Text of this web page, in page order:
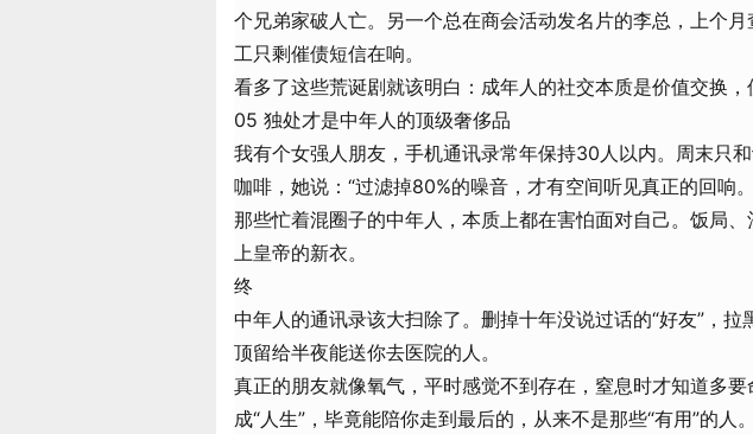
个兄弟家破人亡。另一个总在商会活动发名片的李总，上个
工只剩催债短信在响。
看多了这些荒诞剧就该明白：成年人的社交本质是价值交换，
05 独处才是中年人的顶级奢侈品
我有个女强人朋友，手机通讯录常年保持30人以内。周末只
咖啡，她说：“过滤掉80%的噪音，才有空间听见真正的回响
那些忙着混圈子的中年人，本质上都在害怕面对自己。饭局
上皇帝的新衣。
终
中年人的通讯录该大扫除了。删掉十年没说过话的“好友”，
顶留给半夜能送你去医院的人。
真正的朋友就像氧气，平时感觉不到存在，窒息时才知道多要
成“人生”，毕竟能陪你走到最后的，从来不是那些“有用”的人。